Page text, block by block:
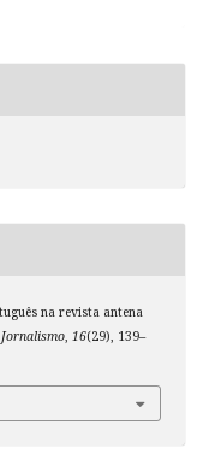
na revista antena
, 16(29), 139–